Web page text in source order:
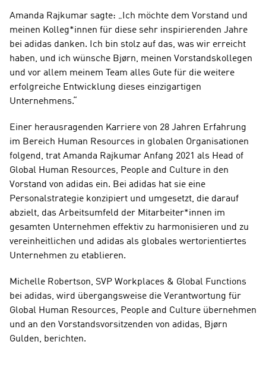
Amanda Rajkumar sagte: „Ich möchte dem Vorstand und
meinen Kolleg*innen für diese sehr inspirierenden Jahre
bei adidas danken. Ich bin stolz auf das, was wir erreicht
haben, und ich wünsche Bjørn, meinen Vorstandskollegen
und vor allem meinem Team alles Gute für die weitere
erfolgreiche Entwicklung dieses einzigartigen
Unternehmens.“
Einer herausragenden Karriere von 28 Jahren Erfahrung
im Bereich Human Resources in globalen Organisationen
folgend, trat Amanda Rajkumar Anfang 2021 als Head of
Global Human Resources, People and Culture in den
Vorstand von adidas ein. Bei adidas hat sie eine
Personalstrategie konzipiert und umgesetzt, die darauf
abzielt, das Arbeitsumfeld der Mitarbeiter*innen im
gesamten Unternehmen effektiv zu harmonisieren und zu
vereinheitlichen und adidas als globales wertorientiertes
Unternehmen zu etablieren.
Michelle Robertson, SVP Workplaces & Global Functions
bei adidas, wird übergangsweise die Verantwortung für
Global Human Resources, People and Culture übernehmen
und an den Vorstandsvorsitzenden von adidas, Bjørn
Gulden, berichten.